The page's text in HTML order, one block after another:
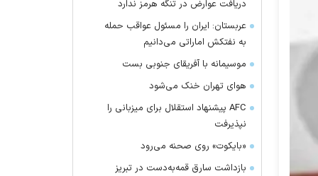
دریافت عوارض در تنگه هرمز ندارد
عربستان: ایران را مسئول عواقب حمله
به نفتکش اماراتی می‌دانیم
موسیمانه با آفریقای جنوبی بست
هوای تهران خنک می‌شود
AFC پیشنهاد استقلال برای میزبانی را
نپذیرفت
«بایکوت» روی صحنه می‌رود
بازداشت سارق قمه‌به‌دست در تبریز